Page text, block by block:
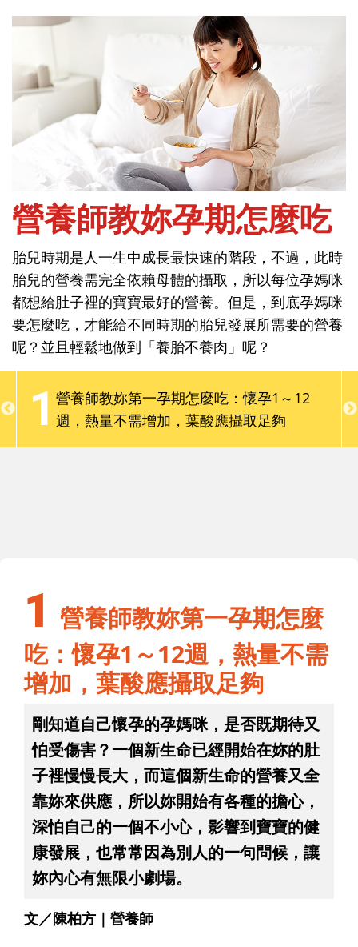
營養師教妳孕期怎麼吃
胎兒時期是人一生中成長最快速的階段，不過，此時
胎兒的營養需完全依賴母體的攝取，所以每位孕媽咪
都想給肚子裡的寶寶最好的營養。但是，到底孕媽咪
要怎麼吃，才能給不同時期的胎兒發展所需要的營養
呢？並且輕鬆地做到「養胎不養肉」呢？
1 營養師教妳第一孕期怎麼吃：懷孕1～12
週，熱量不需增加，葉酸應攝取足夠
營養師教妳孕期怎麼吃
胎兒時期是人一生中成長最快速的階段，不過，此時
胎兒的營養需完全依賴母體的攝取，所以每位孕媽咪
呢？並且輕鬆地做到「養胎不養肉」呢？
1 營養師教妳第一孕期怎麼
吃：懷孕1～12週，熱量不需
增加，葉酸應攝取足夠
剛知道自己懷孕的孕媽咪，是否既期待又
怕受傷害？一個新生命已經開始在妳的肚
子裡慢慢長大，而這個新生命的營養又全
靠妳來供應，所以妳開始有各種的擔心，
深怕自己的一個不小心，影響到寶寶的健
康發展，也常常因為別人的一句問候，讓
妳內心有無限小劇場。
文／陳柏方｜營養師